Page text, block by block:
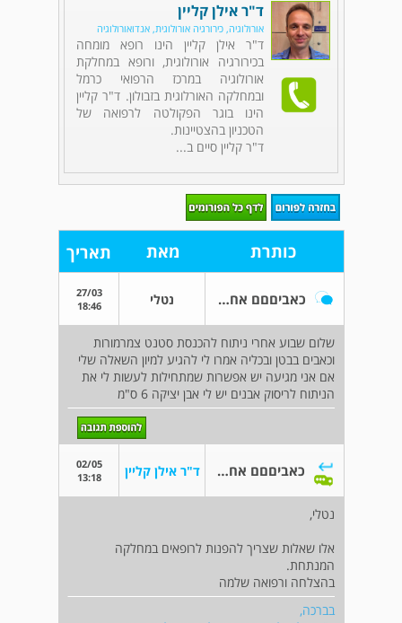
ד"ר אילן קליין
אורולוגיה, כירורגיה אורולוגית, אנדואורולוגיה
ד"ר אילן קליין הינו רופא מומחה
בכירורגיה אורולוגית, ורופא במחלקת
אורולוגיה במרכז הרפואי כרמל
ובמחלקה האורלוגית בזבולון. ד"ר קליין
הינו בוגר הפקולטה לרפואה של
הטכניון בהצטיינות.
ד"ר קליין סיים ב...
כותרת מאת תאריך
כאביםםם אחרי סטנט נטלי
27/03
18:46
שלום שבוע אחרי ניתוח להכנסת סטנט צמרמורות
וכאבים בבטן ובכליה אמרו לי להגיע למיון השאלה שלי
אם אני מגיעה יש אפשרות שמתחילות לעשות לי את
הניתוח לריסוק אבנים יש לי אבן יציקה 6 ס"מ
כאביםםם אחרי סטנט ד"ר אילן קליין
02/05
13:18
נטלי,
אלו שאלות שצריך להפנות לרופאים במחלקה
המנתחת.
בהצלחה ורפואה שלמה
בברכה,